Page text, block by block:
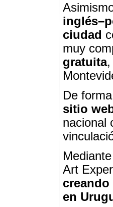
ciudad
muy
gratuita,
De
sitio
nacional
Art
en